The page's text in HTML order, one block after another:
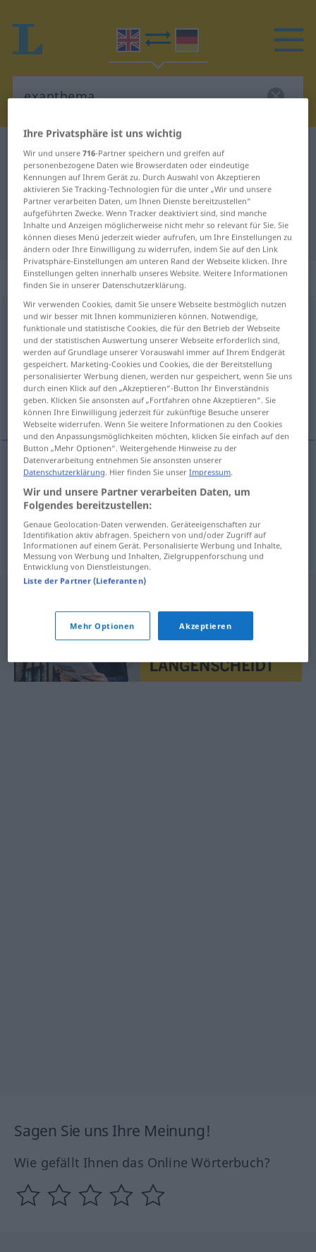
Englisch-Deutsch Wörterbuch exanthema
Englisch-Deutsch Übersetzung für
"exanthema"
"exanthema" Deutsch Übersetzung
„exanthema“: noun
exanthema [eksænˈθiːmə]s <exanthemata [-ˈθemətə; -
ˈθiːm-]>
Übersicht aller Übersetzungen
(Für mehr Details die Übersetzung anklicken/antippen)
Exanthem, HautAusschlag
Exanthemn exanthema
(Haut)Ausschlagm(besonders
exanthema MED
Sagen Sie uns Ihre Meinung!
Wie gefällt Ihnen das Online Wörterbuch?
Ihre Privatsphäre ist uns wichtig
Wir und unsere716-Partner speichern und greifen auf
personenbezogene Daten wie Browserdaten oder eindeutige
Kennungen auf Ihrem Gerät zu. Durch Auswahl von Akzeptieren
aktivieren Sie Tracking-Technologien für die unter „Wir und unsere
Partner verarbeiten Daten, um Ihnen Dienste bereitzustellen“
aufgeführten Zwecke. Wenn Tracker deaktiviert sind, sind manche
Inhalte und Anzeigen möglicherweise nicht mehr so relevant für Sie. Sie
können dieses Menü jederzeit wieder aufrufen, um Ihre Einstellungen zu
ändern oder Ihre Einwilligung zu widerrufen, indem Sie auf den Link
Privatsphäre-Einstellungen am unteren Rand der Webseite klicken. Ihre
Einstellungen gelten innerhalb unseres Website. Weitere Informationen
finden Sie in unserer Datenschutzerklärung.
Wir verwenden Cookies, damit Sie unsere Webseite bestmöglich nutzen
und wir besser mit Ihnen kommunizieren können. Notwendige,
funktionale und statistische Cookies, die für den Betrieb der Webseite
und der statistischen Auswertung unserer Webseite erforderlich sind,
werden auf Grundlage unserer Vorauswahl immer auf Ihrem Endgerät
gespeichert. Marketing-Cookies und Cookies, die der Bereitstellung
personalisierter Werbung dienen, werden nur gespeichert, wenn Sie uns
durch einen Klick auf den „Akzeptieren“-Button Ihr Einverständnis
geben. Klicken Sie ansonsten auf „Fortfahren ohne Akzeptieren“. Sie
können Ihre Einwilligung jederzeit für zukünftige Besuche unserer
Webseite widerrufen. Wenn Sie weitere Informationen zu den Cookies
und den Anpassungsmöglichkeiten möchten, klicken Sie einfach auf den
Button „Mehr Optionen“. Weitergehende Hinweise zu der
Datenverarbeitung entnehmen Sie ansonsten unserer
Datenschutzerklärung. Hier finden Sie unserImpressum.
Wir und unsere Partner verarbeiten Daten, um
Folgendes bereitzustellen:
Genaue Geolocation-Daten verwenden. Geräteeigenschaften zur
Identifikation aktiv abfragen. Speichern von und/oder Zugriff auf
Informationen auf einem Gerät. Personalisierte Werbung und Inhalte,
Messung von Werbung und Inhalten, Zielgruppenforschung und
Entwicklung von Dienstleistungen.
Liste der Partner (Lieferanten)
Mehr Optionen Akzeptieren